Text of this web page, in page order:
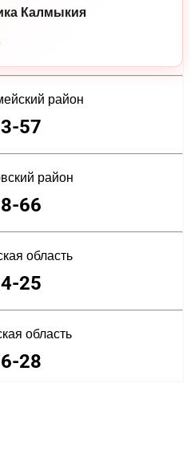
Калмыкия
район
57
район
66
область
25
область
28